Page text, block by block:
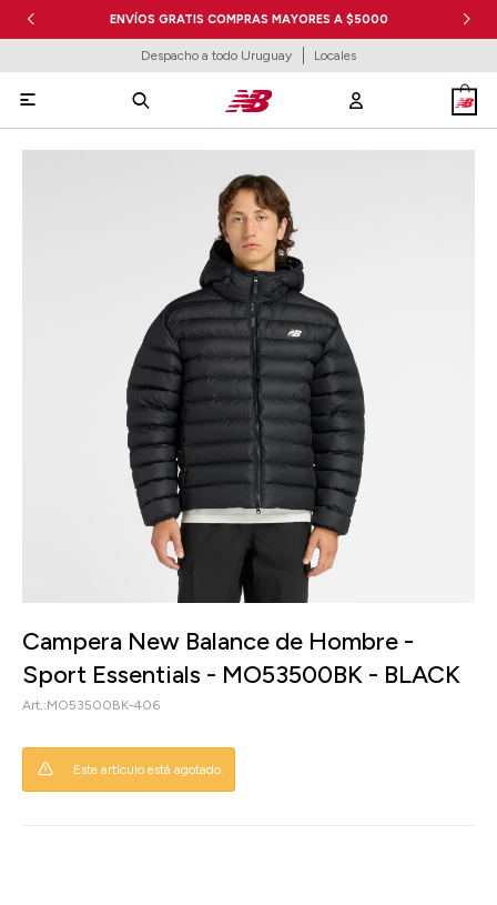
ENVÍOS GRATIS COMPRAS MAYORES A $5000
Despacho a todo Uruguay Locales

Campera New Balance de Hombre -
Sport Essentials - MO53500BK - BLACK
MO53500BK-406
Este artículo está agotado.